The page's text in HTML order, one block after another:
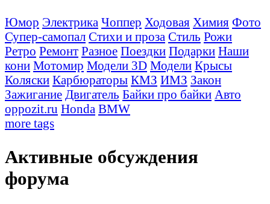
Юмор Электрика Чоппер Ходовая Химия Фото
Супер-самопал Стихи и проза Стиль Рожи
Ретро Ремонт Разное Поездки Подарки Наши
кони Мотомир Модели 3D Модели Крысы
Коляски Карбюраторы КМЗ ИМЗ Закон
Зажигание Двигатель Байки про байки Авто
oppozit.ru Honda BMW
more tags
Активные обсуждения
форума